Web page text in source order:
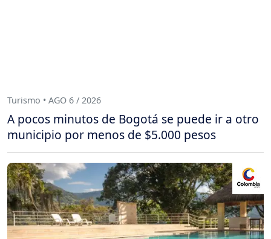
Turismo • AGO 6 / 2026
A pocos minutos de Bogotá se puede ir a otro
municipio por menos de $5.000 pesos